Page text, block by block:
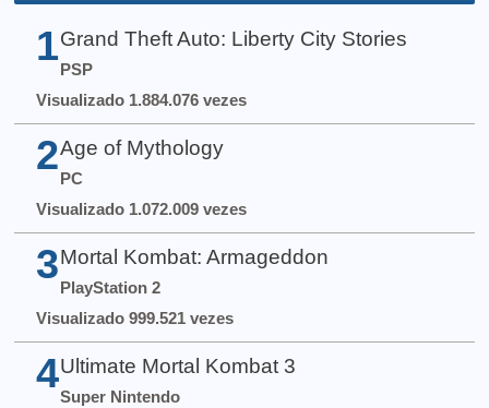
1 Grand Theft Auto: Liberty City Stories
PSP
Visualizado 1.884.076 vezes
2 Age of Mythology
PC
Visualizado 1.072.009 vezes
3 Mortal Kombat: Armageddon
PlayStation 2
Visualizado 999.521 vezes
4 Ultimate Mortal Kombat 3
Super Nintendo